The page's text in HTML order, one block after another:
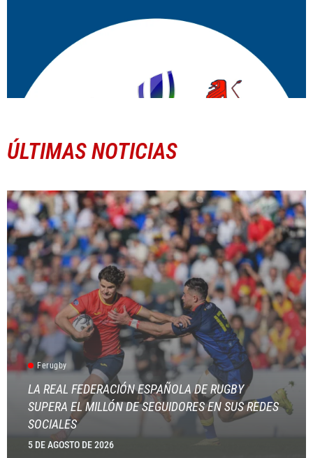
ÚLTIMAS NOTICIAS
Ferugby
LA REAL FEDERACIÓN ESPAÑOLA DE RUGBY
SUPERA EL MILLÓN DE SEGUIDORES EN SUS REDES
SOCIALES
5 DE AGOSTO DE 2026